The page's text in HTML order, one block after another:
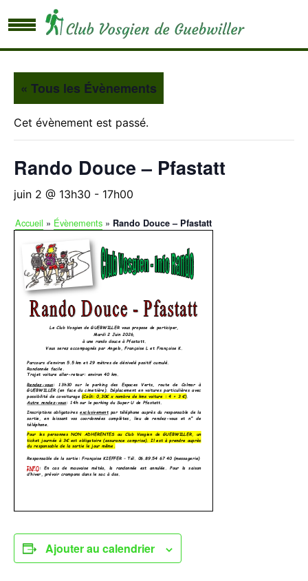
« Tous les Évènements
Cet évènement est passé.
Rando Douce – Pfastatt
juin 2 @ 13h30 - 17h00
Accueil » Évènements » Rando Douce – Pfastatt
Ajouter au calendrier